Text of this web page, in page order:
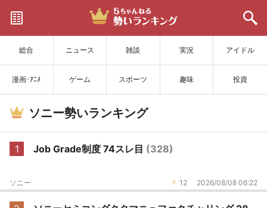
総合 ニュース 雑談 実況 アイドル
漫画･ｱﾆﾒ ゲーム スポーツ 趣味 投資
サイトを更新
ソニー勢いランキング
1 Job Grade制度 74スレ目 (328)
12 2026/08/08 06:22
ソニー